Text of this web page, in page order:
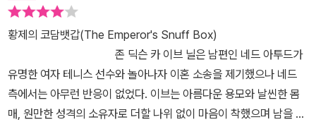
황제의 코담뱃갑(The Emperor's Snuff Box)
존 딕슨 카 이브 닐은 남편인 네드 아투드가
유명한 여자 테니스 선수와 놀아나자 이혼 소송을 제기했으나 네드
측에서는 아무런 반응이 없었다. 이브는 아름다운 용모와 날씬한 몸
매, 원만한 성격의 소유자로 더할 나위 없이 마음이 착했으며 남을 의